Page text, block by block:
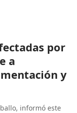
por
a
y
informó este